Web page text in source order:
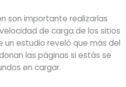
son importante realizarlas
de carga de los sitios
estudio reveló que más del
las páginas si estás se
en cargar.